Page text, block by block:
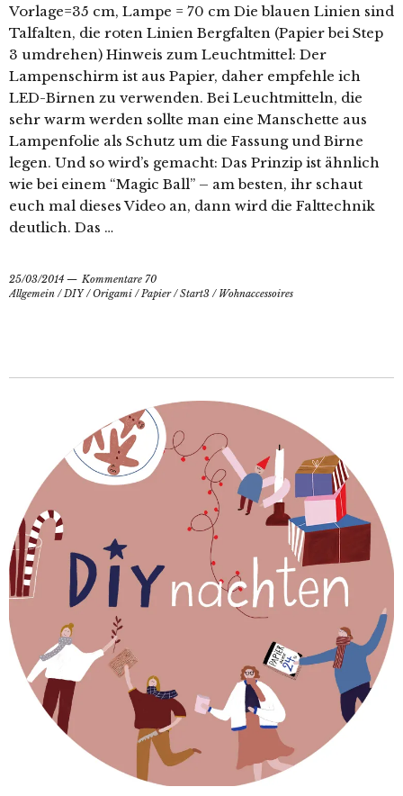
Vorlage=35 cm, Lampe = 70 cm Die blauen Linien sind
Talfalten, die roten Linien Bergfalten (Papier bei Step
3 umdrehen) Hinweis zum Leuchtmittel: Der
Lampenschirm ist aus Papier, daher empfehle ich
LED-Birnen zu verwenden. Bei Leuchtmitteln, die
sehr warm werden sollte man eine Manschette aus
Lampenfolie als Schutz um die Fassung und Birne
legen. Und so wird’s gemacht: Das Prinzip ist ähnlich
wie bei einem “Magic Ball” – am besten, ihr schaut
euch mal dieses Video an, dann wird die Falttechnik
deutlich. Das …
25/03/2014
Kommentare 70
Allgemein /DIY/Origami /Papier/Start3 / Wohnaccessoires